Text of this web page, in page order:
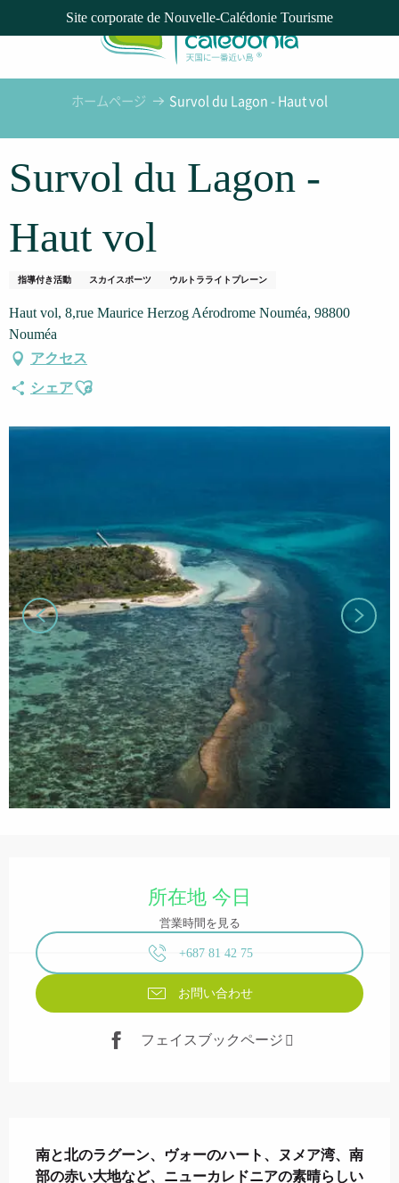
Site corporate de Nouvelle-Calédonie Tourisme
ホームページ Survol du Lagon - Haut vol
Survol du Lagon -
Haut vol
指導付き活動 スカイスポーツ ウルトラライトプレーン
Haut vol, 8,rue Maurice Herzog Aérodrome Nouméa, 98800
Nouméa
アクセス
シェアAjouter aux favoris
所在地 今日
営業時間を見る
+687 81 42 75
お問い合わせ
フェイスブックページ
南と北のラグーン、ヴォーのハート、ヌメア湾、南
部の赤い大地など、ニューカレドニアの素晴らしい